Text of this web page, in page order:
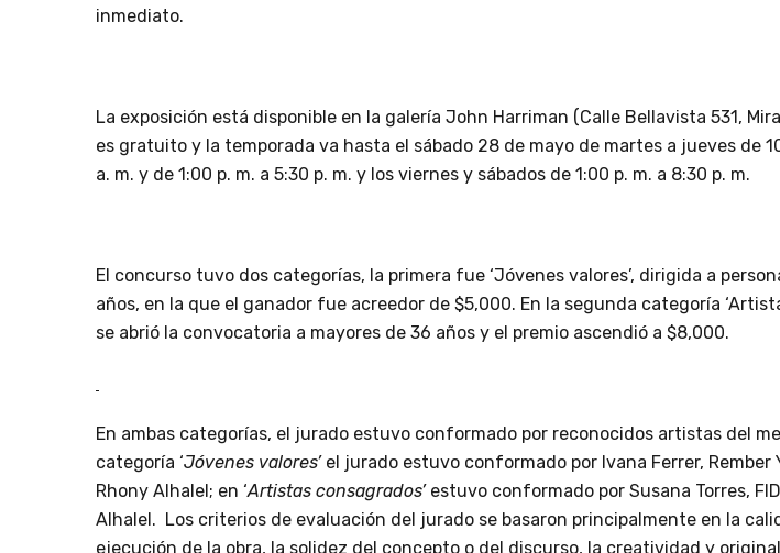
inmediato.
La exposición está disponible en la galería John Harriman (Calle Bellavista 531,
es gratuito y la temporada va hasta el sábado 28 de mayo de martes a jueves de
a. m. y de 1:00 p. m. a 5:30 p. m. y los viernes y sábados de 1:00 p. m. a 8:30 p. m.
El concurso tuvo dos categorías, la primera fue ‘Jóvenes valores’, dirigida a
años, en la que el ganador fue acreedor de $5,000. En la segunda categoría
se abrió la convocatoria a mayores de 36 años y el premio ascendió a $8,000.
En ambas categorías, el jurado estuvo conformado por reconocidos artistas del
categoría ‘Jóvenes valores’el jurado estuvo conformado por Ivana Ferrer, Rember
Rhony Alhalel; en ‘Artistas consagrados’estuvo conformado por Susana Torres,
Alhalel. Los criterios de evaluación del jurado se basaron principalmente en la
ejecución de la obra, la solidez del concepto o del discurso, la creatividad y